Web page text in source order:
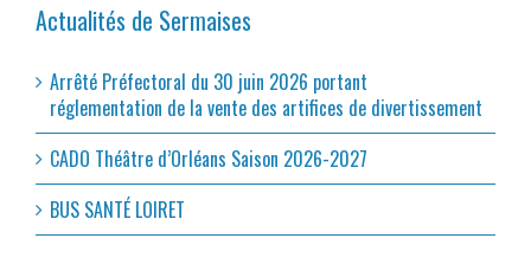
Actualités de Sermaises
Arrêté Préfectoral du 30 juin 2026 portant
réglementation de la vente des artifices de divertissement
CADO Théâtre d’Orléans Saison 2026-2027
BUS SANTÉ LOIRET